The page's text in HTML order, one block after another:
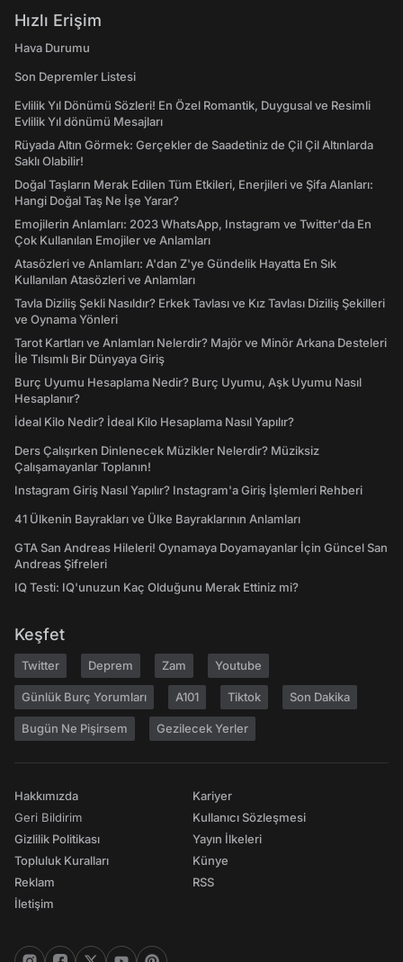
Hızlı Erişim
Hava Durumu
Son Depremler Listesi
Evlilik Yıl Dönümü Sözleri! En Özel Romantik, Duygusal ve Resimli
Evlilik Yıl dönümü Mesajları
Rüyada Altın Görmek: Gerçekler de Saadetiniz de Çil Çil Altınlarda
Saklı Olabilir!
Doğal Taşların Merak Edilen Tüm Etkileri, Enerjileri ve Şifa Alanları:
Hangi Doğal Taş Ne İşe Yarar?
Emojilerin Anlamları: 2023 WhatsApp, Instagram ve Twitter'da En
Çok Kullanılan Emojiler ve Anlamları
Atasözleri ve Anlamları: A'dan Z'ye Gündelik Hayatta En Sık
Kullanılan Atasözleri ve Anlamları
Tavla Diziliş Şekli Nasıldır? Erkek Tavlası ve Kız Tavlası Diziliş Şekilleri
ve Oynama Yönleri
Tarot Kartları ve Anlamları Nelerdir? Majör ve Minör Arkana Desteleri
İle Tılsımlı Bir Dünyaya Giriş
Burç Uyumu Hesaplama Nedir? Burç Uyumu, Aşk Uyumu Nasıl
Hesaplanır?
İdeal Kilo Nedir? İdeal Kilo Hesaplama Nasıl Yapılır?
Ders Çalışırken Dinlenecek Müzikler Nelerdir? Müziksiz
Çalışamayanlar Toplanın!
Instagram Giriş Nasıl Yapılır? Instagram'a Giriş İşlemleri Rehberi
41 Ülkenin Bayrakları ve Ülke Bayraklarının Anlamları
GTA San Andreas Hileleri! Oynamaya Doyamayanlar İçin Güncel San
Andreas Şifreleri
IQ Testi: IQ'unuzun Kaç Olduğunu Merak Ettiniz mi?
Keşfet
Twitter Deprem Zam Youtube
Günlük Burç Yorumları A101 Tiktok Son Dakika
Bugün Ne Pişirsem Gezilecek Yerler
Hakkımızda
Geri Bildirim
Gizlilik Politikası
Topluluk Kuralları
Reklam
İletişim
Kariyer
Kullanıcı Sözleşmesi
Yayın İlkeleri
Künye
RSS